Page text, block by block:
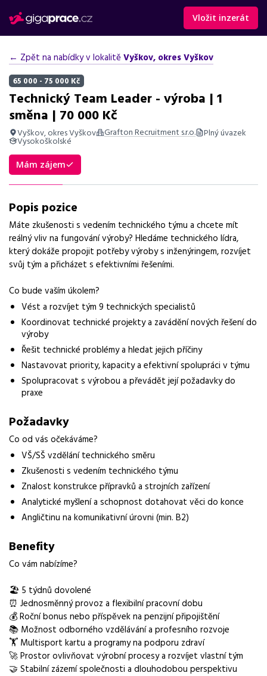
Vložit inzerát
← Zpět na nabídky v lokalitě Vyškov, okres Vyškov
65 000 - 75 000 Kč
Technický Team Leader - výroba | 1
směna | 70 000 Kč
Vyškov, okres Vyškov Grafton Recruitment s.r.o. Plný úvazek
Vysokoškolské
Shrnutí nabídky
Nabídka práce technického team leada ve výrobě v Vyškově s
týmů.
Základní informace
Pozice
Technický team leader - výroba
Normalizovaná profese
team leader
Obor / skupina
výroba
Lokalita nabídky
Vyškov, okres Vyškov
Vyškov
Zaměstnavatel / agentura
Grafton Recruitment s.r.o.
Typ úvazku
Plný úvazek
Mzda
Směny
Forma práce
práce na pracovišti
Vzdělání
Vysokoškolské
Mám zájem
Popis pozice
Máte zkušenosti s vedením technického týmu a chcete mít
reálný vliv na fungování výroby? Hledáme technického lídra,
který dokáže propojit potřeby výroby s inženýringem, rozvíjet
svůj tým a přicházet s efektivními řešeními.
Co bude vaším úkolem?
Vést a rozvíjet tým 9 technických specialistů
Koordinovat technické projekty a zavádění nových řešení do
výroby
Řešit technické problémy a hledat jejich příčiny
Nastavovat priority, kapacity a efektivní spolupráci v týmu
Spolupracovat s výrobou a převádět její požadavky do
praxe
Požadavky
Co od vás očekáváme?
VŠ/SŠ vzdělání technického směru
Zkušenosti s vedením technického týmu
Znalost konstrukce přípravků a strojních zařízení
Analytické myšlení a schopnost dotahovat věci do konce
Angličtinu na komunikativní úrovni (min. B2)
Benefity
Co vám nabízíme?
🏖️ 5 týdnů dovolené
⏰ Jednosměnný provoz a flexibilní pracovní dobu
💰 Roční bonus nebo příspěvek na penzijní připojištění
📚 Možnost odborného vzdělávání a profesního rozvoje
🏋️ Multisport kartu a programy na podporu zdraví
🚀 Prostor ovlivňovat výrobní procesy a rozvíjet vlastní tým
🤝 Stabilní zázemí společnosti a dlouhodobou perspektivu